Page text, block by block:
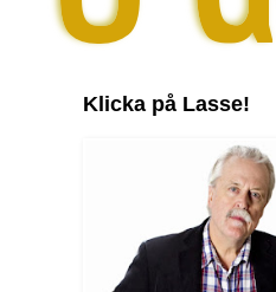
Klicka på Lasse!